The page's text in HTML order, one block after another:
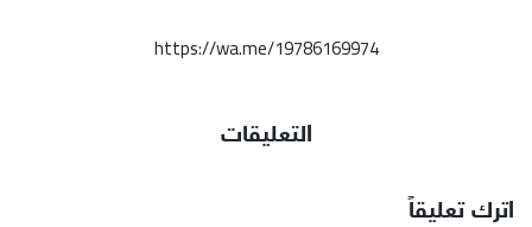
https://wa.me/19786169974
التعليقات
اترك تعليقاً